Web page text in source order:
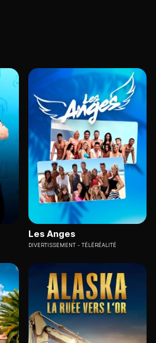
Les Anges
DIVERTISSEMENT TÉLÉRÉALITÉ